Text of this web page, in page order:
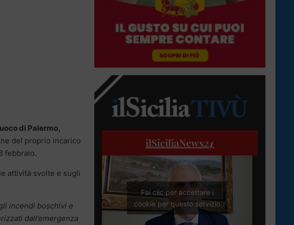
di Palermo,
del proprio incarico
febbraio.
attività svolte e sugli
incendi boschivi e
dall’emergenza
ilSiciliaNews24
Fai clic per accettare i
cookie per questo servizio